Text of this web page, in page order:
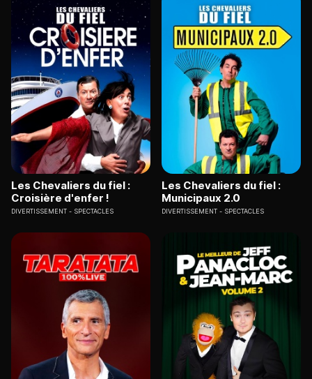
Les Chevaliers du fiel :
Croisière d'enfer !
DIVERTISSEMENT SPECTACLES
Les Chevaliers du fiel :
Municipaux 2.0
DIVERTISSEMENT SPECTACLES